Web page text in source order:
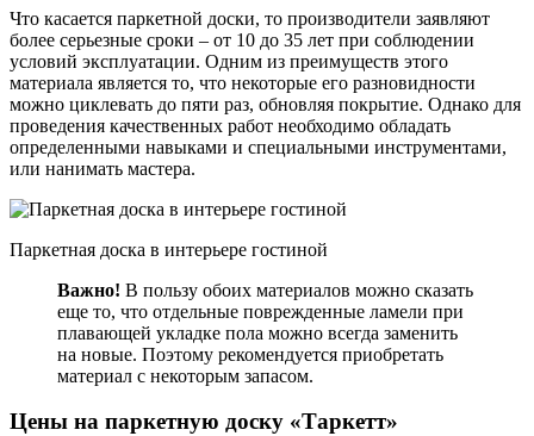
Что касается паркетной доски, то производители заявляют
более серьезные сроки – от 10 до 35 лет при соблюдении
условий эксплуатации. Одним из преимуществ этого
материала является то, что некоторые его разновидности
можно циклевать до пяти раз, обновляя покрытие. Однако для
проведения качественных работ необходимо обладать
определенными навыками и специальными инструментами,
или нанимать мастера.
Паркетная доска в интерьере гостиной
Важно! В пользу обоих материалов можно сказать
еще то, что отдельные поврежденные ламели при
плавающей укладке пола можно всегда заменить
на новые. Поэтому рекомендуется приобретать
материал с некоторым запасом.
Цены на паркетную доску «Таркетт»